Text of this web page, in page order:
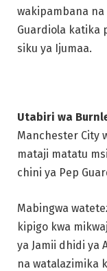
wakipambana
Guardiola katika
siku ya Ijumaa.
Utabiri wa
Manchester City
mataji matatu
chini ya Pep
Mabingwa
kipigo kwa
ya Jamii dhidi ya
na watalazimika